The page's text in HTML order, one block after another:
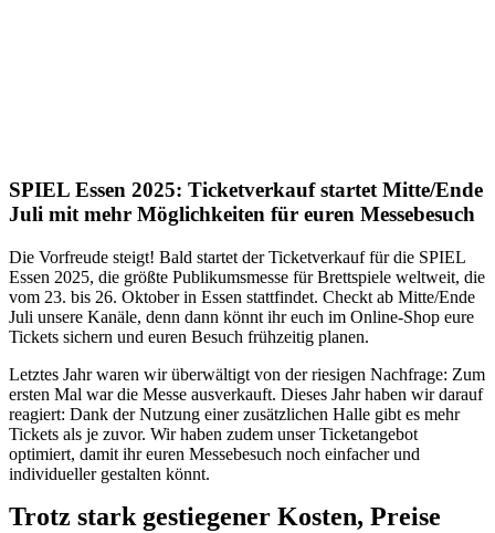
SPIEL Essen 2025: Ticketverkauf startet Mitte/Ende
Juli mit mehr Möglichkeiten für euren Messebesuch
Die Vorfreude steigt! Bald startet der Ticketverkauf für die SPIEL
Essen 2025, die größte Publikumsmesse für Brettspiele weltweit, die
vom 23. bis 26. Oktober in Essen stattfindet. Checkt ab Mitte/Ende
Juli unsere Kanäle, denn dann könnt ihr euch im Online-Shop eure
Tickets sichern und euren Besuch frühzeitig planen.
Letztes Jahr waren wir überwältigt von der riesigen Nachfrage: Zum
ersten Mal war die Messe ausverkauft. Dieses Jahr haben wir darauf
reagiert: Dank der Nutzung einer zusätzlichen Halle gibt es mehr
Tickets als je zuvor. Wir haben zudem unser Ticketangebot
optimiert, damit ihr euren Messebesuch noch einfacher und
individueller gestalten könnt.
Trotz stark gestiegener Kosten, Preise